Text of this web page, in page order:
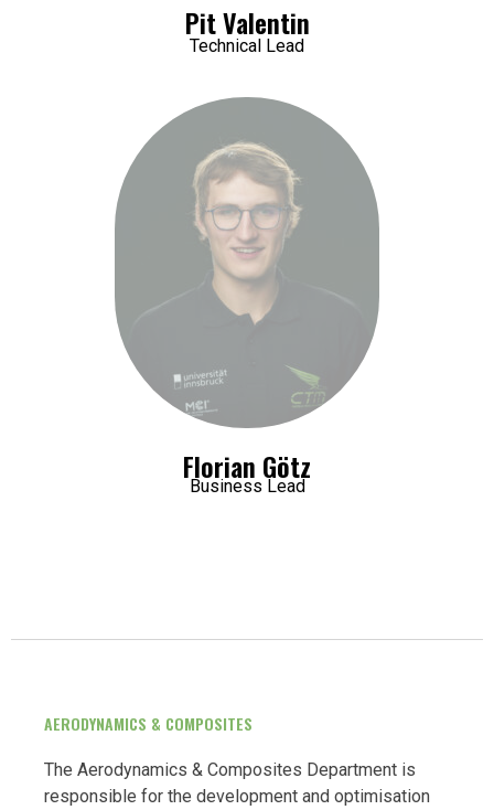
Pit Valentin
Technical Lead
Florian Götz
Business Lead
AERODYNAMICS & COMPOSITES
The Aerodynamics & Composites Department is
responsible for the development and optimisation